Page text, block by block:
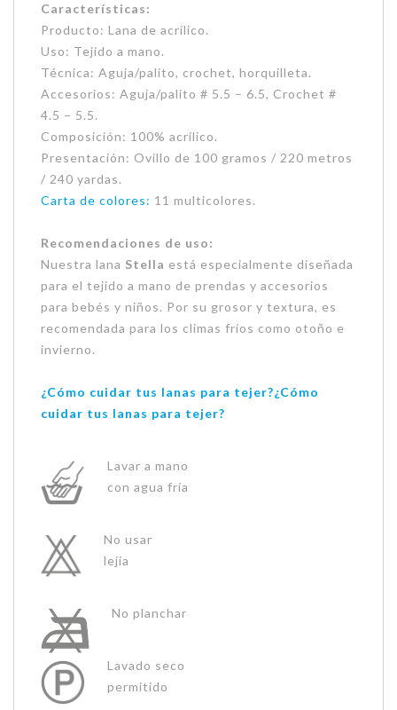
Características:
Producto: Lana de acrílico.
Uso: Tejido a mano.
Técnica: Aguja/palito, crochet, horquilleta.
Accesorios: Aguja/palito # 5.5 – 6.5, Crochet #
4.5 – 5.5.
Composición: 100% acrílico.
Presentación: Ovillo de 100 gramos / 220 metros
/ 240 yardas.
Carta de colores: 11 multicolores.
Recomendaciones de uso:
Nuestra lana Stella está especialmente diseñada
para el tejido a mano de prendas y accesorios
para bebés y niños. Por su grosor y textura, es
recomendada para los climas fríos como otoño e
invierno.
¿Cómo cuidar tus lanas para tejer?¿Cómo
cuidar tus lanas para tejer?
Lavar a mano
con agua fría
No usar
lejía
No planchar
Lavado seco
permitido